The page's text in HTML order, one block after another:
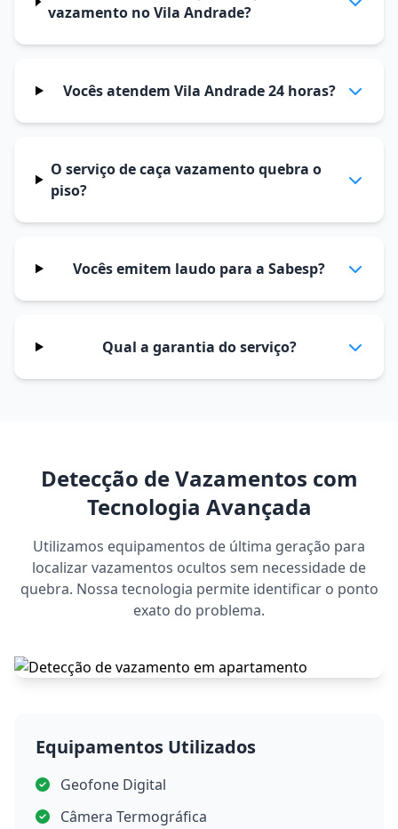
vazamento no Vila Andrade?
Vocês atendem Vila Andrade 24 horas?
O serviço de caça vazamento quebra o
piso?
Vocês emitem laudo para a Sabesp?
Qual a garantia do serviço?
Detecção de Vazamentos com
Tecnologia Avançada
Utilizamos equipamentos de última geração para
localizar vazamentos ocultos sem necessidade de
quebra. Nossa tecnologia permite identificar o ponto
exato do problema.
Equipamentos Utilizados
Geofone Digital
Câmera Termográfica